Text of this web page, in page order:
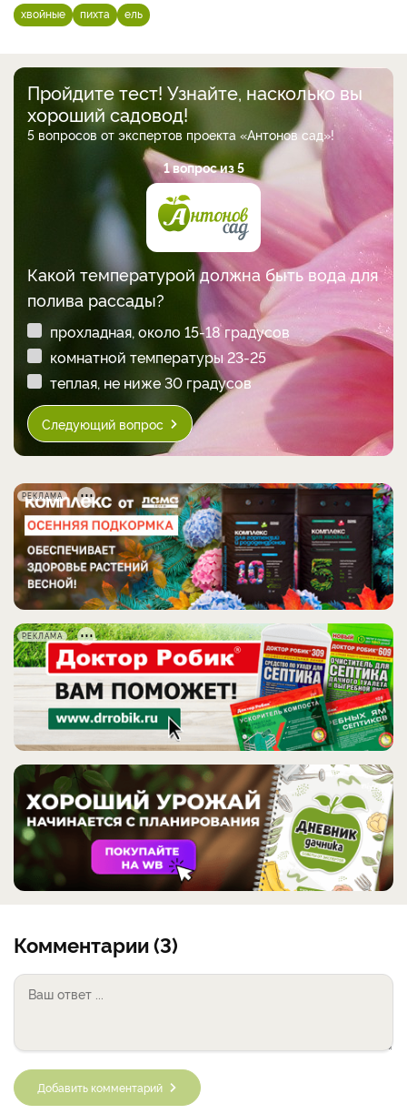
хвойные пихта ель
Пройдите тест! Узнайте, насколько вы
хороший садовод!
5 вопросов от экспертов проекта «Антонов сад»!
1 вопрос из 5
Какой температурой должна быть вода для
полива рассады?
прохладная, около 15-18 градусов
комнатной температуры 23-25
теплая, не ниже 30 градусов
Следующий вопрос
РЕКЛАМА
РЕКЛАМА
Комментарии (3)
Добавить комментарий